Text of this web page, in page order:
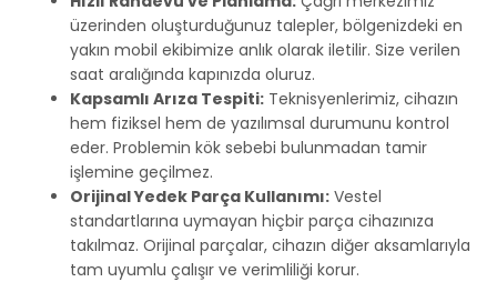
üzerinden oluşturduğunuz talepler, bölgenizdeki en
yakın mobil ekibimize anlık olarak iletilir. Size verilen
saat aralığında kapınızda oluruz.
Kapsamlı Arıza Tespiti: Teknisyenlerimiz, cihazın
hem fiziksel hem de yazılımsal durumunu kontrol
eder. Problemin kök sebebi bulunmadan tamir
işlemine geçilmez.
Orijinal Yedek Parça Kullanımı: Vestel
standartlarına uymayan hiçbir parça cihazınıza
takılmaz. Orijinal parçalar, cihazın diğer aksamlarıyla
tam uyumlu çalışır ve verimliliği korur.